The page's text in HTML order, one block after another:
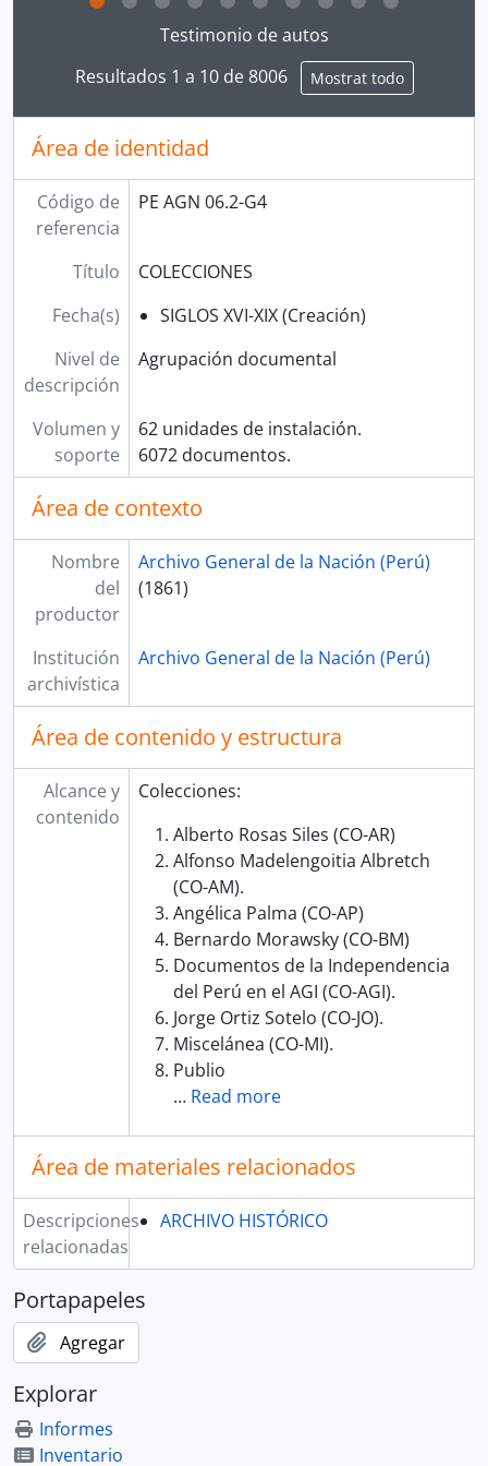
Clicking this description title link will open the
Testimonio de autos
Resultados 1 a 10 de 8006
Mostrat todo
Área de identidad
Código de
referencia
PE AGN 06.2-G4
Título
COLECCIONES
Fecha(s)
SIGLOS XVI-XIX (Creación)
Nivel de
descripción
Agrupación documental
Volumen y
soporte
62 unidades de instalación.
6072 documentos.
Área de contexto
Nombre
del
productor
Archivo General de la Nación (Perú)
(1861)
Institución
archivística
Archivo General de la Nación (Perú)
Área de contenido y estructura
Alcance y
contenido
Colecciones:
Alberto Rosas Siles (CO-AR)
Alfonso Madelengoitia Albretch
(CO-AM).
Angélica Palma (CO-AP)
Bernardo Morawsky (CO-BM)
Documentos de la Independencia
del Perú en el AGI (CO-AGI).
Jorge Ortiz Sotelo (CO-JO).
Miscelánea (CO-MI).
Publio
… Read more
Área de materiales relacionados
Descripciones
relacionadas
ARCHIVO HISTÓRICO
Portapapeles
Agregar
Explorar
Informes
Inventario